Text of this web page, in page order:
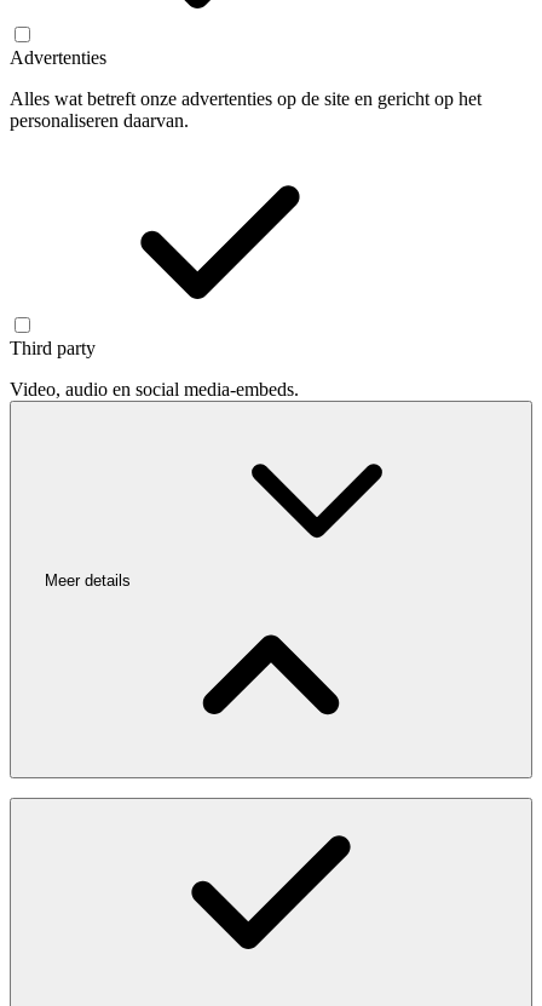
Advertenties
Alles wat betreft onze advertenties op de site en gericht op het
personaliseren daarvan.
Third party
Video, audio en social media-embeds.
Meer details